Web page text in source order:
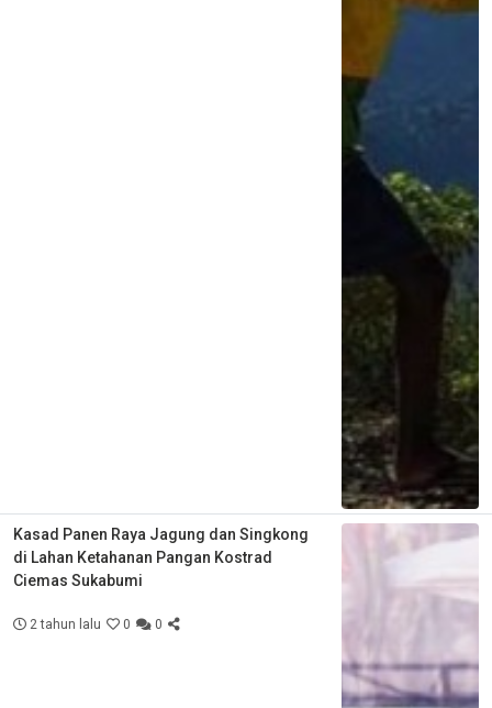
Kasad Panen Raya Jagung dan Singkong
di Lahan Ketahanan Pangan Kostrad
Ciemas Sukabumi
2 tahun lalu 0 0